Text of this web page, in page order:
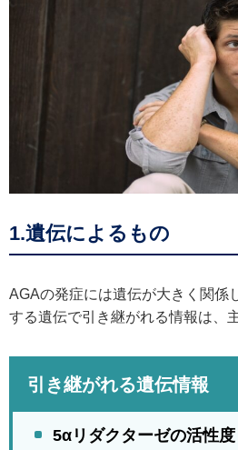
1.遺伝によるもの
AGAの発症には遺伝が大きく関係
する遺伝で引き継がれる情報は、
引き継がれる遺伝情報
5αリダクターゼの活性度